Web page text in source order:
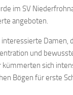
im SV
angeboten.
Damen,
und
sich
Bögen für erste